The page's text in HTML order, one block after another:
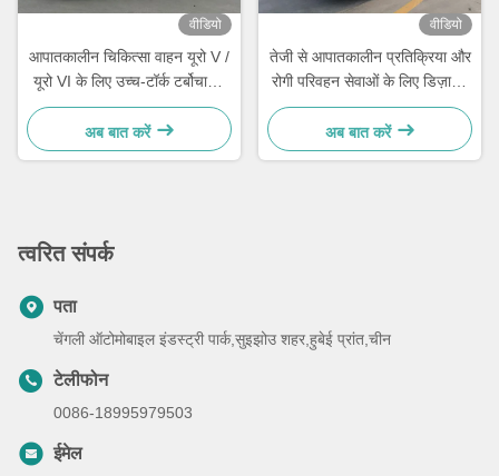
वीडियो
आपातकालीन चिकित्सा वाहन यूरो V /
यूरो VI के लिए उच्च-टॉर्क टर्बोचार्ज्ड
डीजल इंजन और 4490kg GVW के
साथ IVECO 4x4 ऑफ-रोड एम्बुलेंस
अब बात करें
वीडियो
तेजी से आपातकालीन प्रतिक्रिया और
रोगी परिवहन सेवाओं के लिए डिज़ाइन
किया गया विश्वसनीय फोर्ड ट्रांजिट
चिकित्सा बचाव वाहन
अब बात करें
त्वरित संपर्क
पता
चेंगली ऑटोमोबाइल इंडस्ट्री पार्क,सुइझोउ शहर,हुबेई प्रांत,चीन
टेलीफोन
0086-18995979503
ईमेल